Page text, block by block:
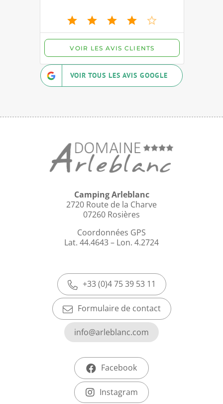
VOIR TOUS LES AVIS GOOGLE
Camping Arleblanc
2720 Route de la Charve
07260 Rosières
Coordonnées GPS
Lat. 44.4643 – Lon. 4.2724
+33 (0)4 75 39 53 11
Formulaire de contact
info@arleblanc.com
Facebook
Instagram